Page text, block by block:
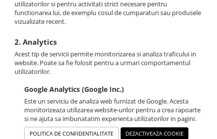
utilizatorilor si pentru activitati strict necesare pentru
functionarea lui, de exemplu cosul de cumparaturi sau produsele
vizualizate recent.
2. Analytics
Acest tip de servicii permite monitorizarea si analiza traficului in
website. Poate sa fie folosit pentru a urmari comportamentul
utilizatorilor.
Google Analytics (Google Inc.)
Este un serviciu de analiza web furnizat de Google. Acesta
monitorizeaza utilizarea website-urilor pentru a crea rapoarte
si ne ajuta sa imbunatatim experienta utilizatorilor in pagini.
POLITICA DE CONFIDENTIALITATE DEZACTIVEAZA COOKIE